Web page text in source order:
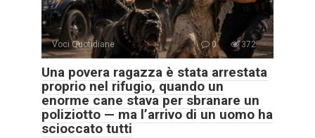
Voci Quotidiane 0 372
Una povera ragazza è stata arrestata
proprio nel rifugio, quando un
enorme cane stava per sbranare un
poliziotto — ma l’arrivo di un uomo ha
scioccato tutti